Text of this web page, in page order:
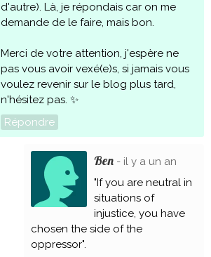
d'autre). Là, je répondais car on me
demande de le faire, mais bon.
Merci de votre attention, j'espère ne
pas vous avoir vexé(e)s, si jamais vous
voulez revenir sur le blog plus tard,
n'hésitez pas. ✨
Répondre
Ben - il y a un an
"If you are neutral in
situations of
injustice, you have
chosen the side of the
oppressor".